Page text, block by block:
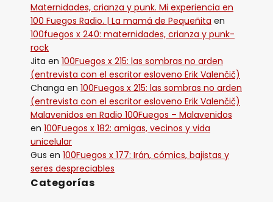
Maternidades, crianza y punk. Mi experiencia en
100 Fuegos Radio. | La mamá de Pequeñita en
100fuegos x 240: maternidades, crianza y punk-
rock
Jita en 100Fuegos x 215: las sombras no arden
(entrevista con el escritor esloveno Erik Valenčič)
Changa en 100Fuegos x 215: las sombras no arden
(entrevista con el escritor esloveno Erik Valenčič)
Malavenidos en Radio 100Fuegos – Malavenidos
en 100Fuegos x 182: amigas, vecinos y vida
unicelular
Gus en 100Fuegos x 177: Irán, cómics, bajistas y
seres despreciables
Categorías